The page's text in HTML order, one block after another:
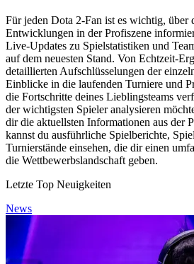
Für jeden Dota 2-Fan ist es wichtig, über
Entwicklungen in der Profiszene
Live-Updates zu Spielstatistiken und
auf dem neuesten Stand. Von Echtzeit-
detaillierten Aufschlüsselungen der
Einblicke in die laufenden Turniere und
die Fortschritte deines Lieblingsteams
der wichtigsten Spieler analysieren
dir die aktuellsten Informationen aus der
kannst du ausführliche Spielberichte,
Turnierstände einsehen, die dir einen
die Wettbewerbslandschaft geben.
Letzte Top Neuigkeiten
News